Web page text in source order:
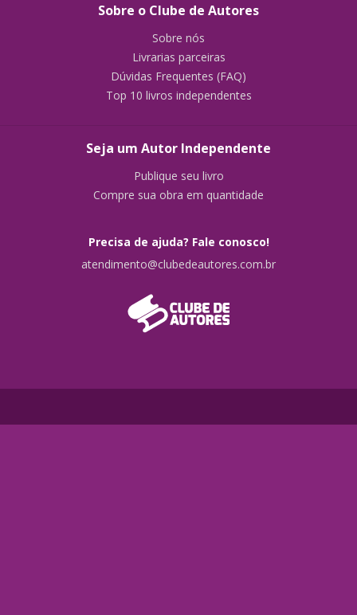
Sobre o Clube de Autores
Sobre nós
Livrarias parceiras
Dúvidas Frequentes (FAQ)
Top 10 livros independentes
Seja um Autor Independente
Publique seu livro
Compre sua obra em quantidade
Precisa de ajuda? Fale conosco!
atendimento@clubedeautores.com.br